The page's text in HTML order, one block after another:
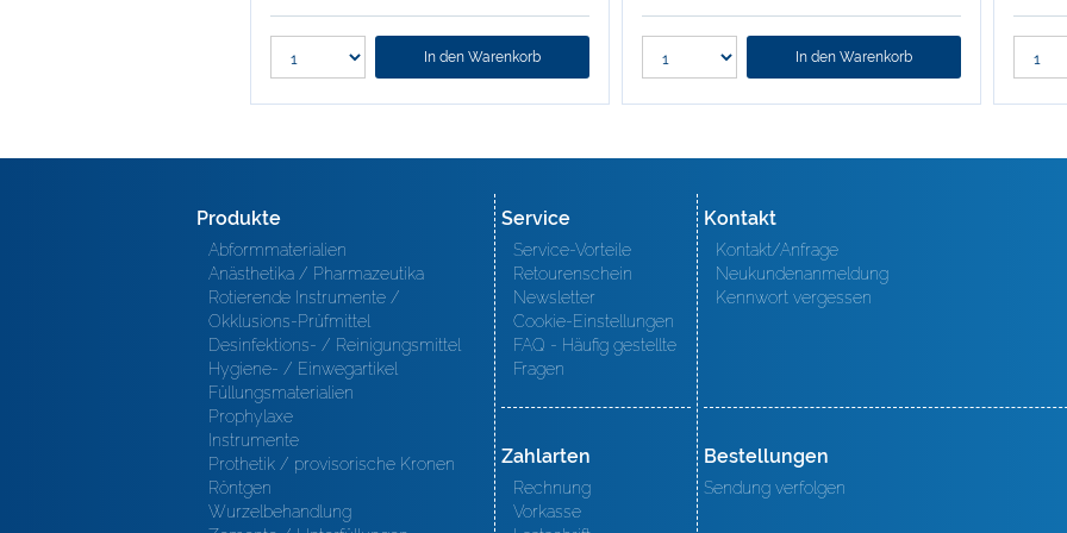
In den Warenkorb In den Warenkorb
Produkte
Abformmaterialien
Anästhetika / Pharmazeutika
Rotierende Instrumente /
Okklusions-Prüfmittel
Desinfektions- / Reinigungsmittel
Hygiene- / Einwegartikel
Füllungsmaterialien
Prophylaxe
Instrumente
Prothetik / provisorische Kronen
Röntgen
Wurzelbehandlung
Service
Service-Vorteile
Retourenschein
Newsletter
Cookie-Einstellungen
FAQ - Häufig gestellte
Fragen
Zahlarten
Rechnung
Vorkasse
Kontakt
Kontakt/Anfrage
Neukundenanmeldung
Kennwort vergessen
Bestellungen
Sendung verfolgen